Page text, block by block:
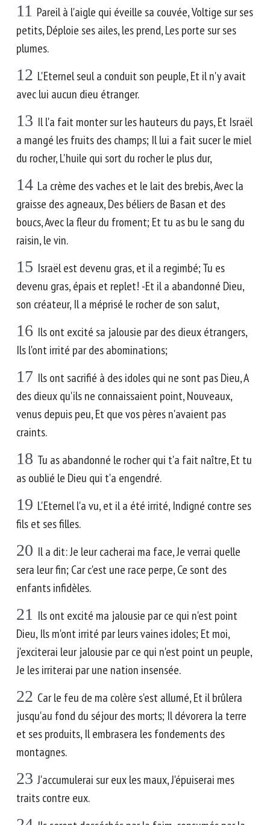
11 Pareil à l'aigle qui éveille sa couvée, Voltige sur ses
petits, Déploie ses ailes, les prend, Les porte sur ses
plumes.
12 L'Eternel seul a conduit son peuple, Et il n'y avait
avec lui aucun dieu étranger.
13 Il l'a fait monter sur les hauteurs du pays, Et Israël
a mangé les fruits des champs; Il lui a fait sucer le miel
du rocher, L'huile qui sort du rocher le plus dur,
14 La crème des vaches et le lait des brebis, Avec la
graisse des agneaux, Des béliers de Basan et des
boucs, Avec la fleur du froment; Et tu as bu le sang du
raisin, le vin.
15 Israël est devenu gras, et il a regimbé; Tu es
devenu gras, épais et replet! -Et il a abandonné Dieu,
son créateur, Il a méprisé le rocher de son salut,
16 Ils ont excité sa jalousie par des dieux étrangers,
Ils l'ont irrité par des abominations;
17 Ils ont sacrifié à des idoles qui ne sont pas Dieu, A
des dieux qu'ils ne connaissaient point, Nouveaux,
venus depuis peu, Et que vos pères n'avaient pas
craints.
18 Tu as abandonné le rocher qui t'a fait naître, Et tu
as oublié le Dieu qui t'a engendré.
19 L'Eternel l'a vu, et il a été irrité, Indigné contre ses
fils et ses filles.
20 Il a dit: Je leur cacherai ma face, Je verrai quelle
sera leur fin; Car c'est une race perpe, Ce sont des
enfants infidèles.
21 Ils ont excité ma jalousie par ce qui n'est point
Dieu, Ils m'ont irrité par leurs vaines idoles; Et moi,
j'exciterai leur jalousie par ce qui n'est point un peuple,
Je les irriterai par une nation insensée.
22 Car le feu de ma colère s'est allumé, Et il brûlera
jusqu'au fond du séjour des morts; Il dévorera la terre
et ses produits, Il embrasera les fondements des
montagnes.
23 J'accumulerai sur eux les maux, J'épuiserai mes
traits contre eux.